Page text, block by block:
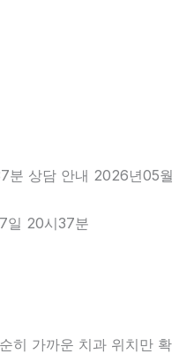
분 상담 안내 2026년05월
일 20시37분
히 가까운 치과 위치만 확